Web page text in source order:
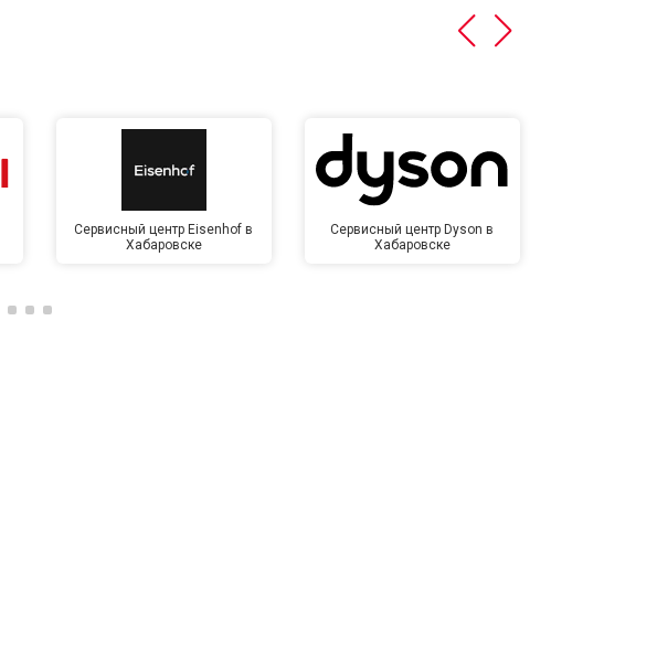
Сервисный центр Eisenhof в
Хабаровске
Сервисный центр Dyson в
Хабаровске